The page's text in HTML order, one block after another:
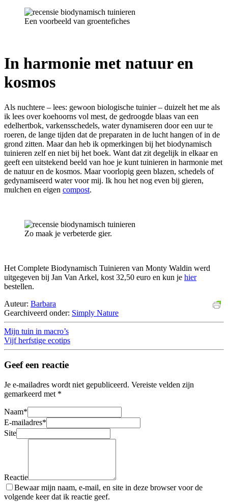
Een voorbeeld van groentefiches
In harmonie met natuur en
kosmos
Als nuchtere – lees: gewoon biologische tuinier – duizelt het me als
ik lees over koehoorns vol mest, de gedroogde blaas van een
edelhertbok, varkensschedels, water dynamiseren door een uur te
roeren, de lange tijden dat de preparaten in de lucht hangen of in de
grond zitten. Maar dan heb ik opmerkingen bij het biodynamisch
tuinieren zelf en niet bij het boek. Want dat zit degelijk in elkaar en
geeft een uitstekend beeld van hoe je kunt tuinieren in harmonie met
de natuur en de kosmos. Maar voorlopig geen blazen, schedels of
gedynamiseerd water voor mij. Ik hou het nog even bij gieren,
mulchen en eigen compost.
Zo maak je verbeterde gier.
Het Complete Biodynamisch Tuinieren van Monty Waldin werd
uitgegeven bij Jan Van Arkel, kost 32,50 euro en kun je hier
bestellen.
Auteur: Barbara
Gearchiveerd onder: Simply Nature
Mijn tuin in macro’s
Vijf herfstige ecotips
Geef een reactie
Je e-mailadres wordt niet gepubliceerd. Vereiste velden zijn
gemarkeerd met *
Naam*
E-mailadres*
Site
Reactie
Bewaar mijn naam, e-mail, en site in deze browser voor de
volgende keer dat ik reactie geef.